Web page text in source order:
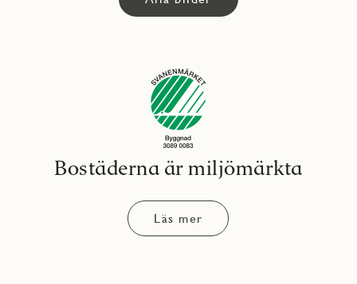
Bostäderna är miljömärkta
Läs mer